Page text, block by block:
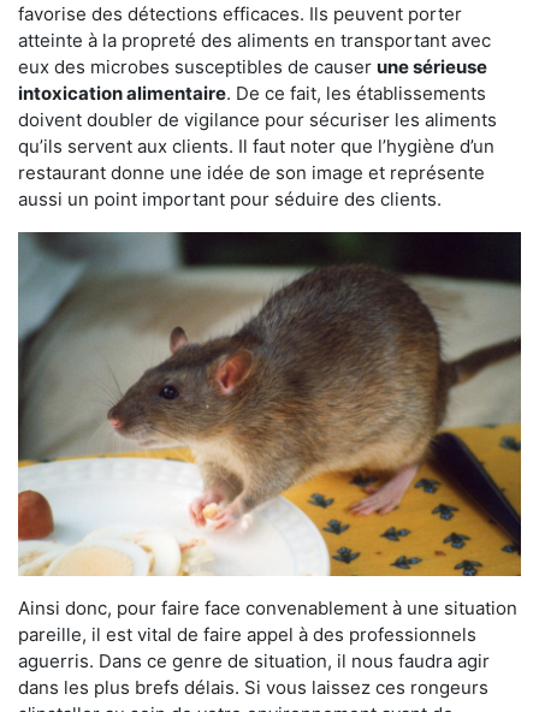
favorise des détections efficaces. Ils peuvent porter
atteinte à la propreté des aliments en transportant avec
eux des microbes susceptibles de causer une sérieuse
intoxication alimentaire. De ce fait, les établissements
doivent doubler de vigilance pour sécuriser les aliments
qu’ils servent aux clients. Il faut noter que l’hygiène d’un
restaurant donne une idée de son image et représente
aussi un point important pour séduire des clients.
Ainsi donc, pour faire face convenablement à une situation
pareille, il est vital de faire appel à des professionnels
aguerris. Dans ce genre de situation, il nous faudra agir
dans les plus brefs délais. Si vous laissez ces rongeurs